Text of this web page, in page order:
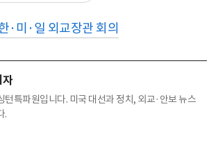
·미·일 외교장관 회의
자
턴특파원입니다. 미국 대선과 정치, 외교·안보 뉴스
.